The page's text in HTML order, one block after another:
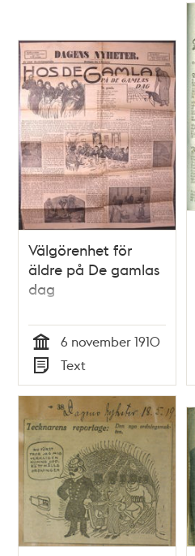
Välgörenhet för
äldre på De gamlas
dag
Tid
6 november 1910
Typ
Text